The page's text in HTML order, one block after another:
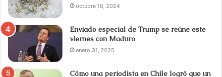
octubre 10, 2024
Enviado especial de Trump se reúne este
viernes con Maduro
enero 31, 2025
Cómo una periodista en Chile logró que un